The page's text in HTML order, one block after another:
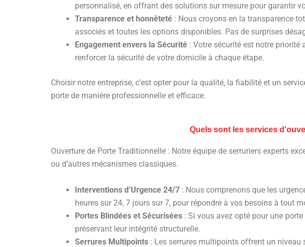
personnalisé, en offrant des solutions sur mesure pour garantir
Transparence et honnêteté : Nous croyons en la transparence
associés et toutes les options disponibles. Pas de surprises
Engagement envers la Sécurité : Votre sécurité est notre
renforcer la sécurité de votre domicile à chaque étape.
Choisir notre entreprise, c’est opter pour la qualité, la fiabilité et un
porte de manière professionnelle et efficace.
Quels sont les services
Ouverture de Porte Traditionnelle : Notre équipe de serruriers experts
ou d’autres mécanismes classiques.
Interventions d’Urgence 24/7 : Nous comprenons que les
heures sur 24, 7 jours sur 7, pour répondre à vos besoins à tout
Portes Blindées et Sécurisées : Si vous avez opté pour une
préservant leur intégrité structurelle.
Serrures Multipoints : Les serrures multipoints offrent un niveau